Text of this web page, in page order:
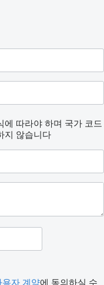
에 따라야 하며 국가 코드
지 않습니다
용자 계약에 동의하실 수